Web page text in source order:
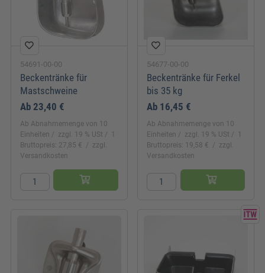
54691-00-00
Beckentränke für
Mastschweine
Ab 23,40 €
Ab Abnahmemenge von 10
Einheiten
zzgl. 19 % USt
1
Bruttopreis: 27,85 €
zzgl.
Versandkosten
54677-00-00
Beckentränke für Ferkel
bis 35 kg
Ab 16,45 €
Ab Abnahmemenge von 10
Einheiten
zzgl. 19 % USt
1
Bruttopreis: 19,58 €
zzgl.
Versandkosten